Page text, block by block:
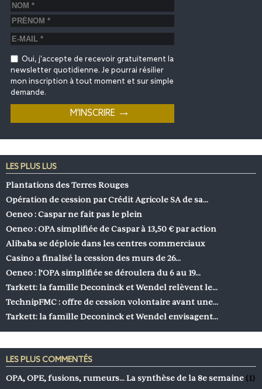
Oui, j'accepte de recevoir gratuitement la
newsletter quotidienne. Je pourrai résilier
mon inscription à tout moment et sur simple
demande.
LES PLUS LUS
Plantations des Terres Rouges
Opération de cession par Crédit Agricole SA de sa…
Oeneo : Caspar ne fait pas le plein
Oeneo : OPA simplifiée de Caspar à 13,50 € par action
Alibaba se déploie dans les centres commerciaux
Casino a finalisé la cession des murs de 26…
Oeneo : l’OPA simplifiée se déroulera du 6 au 19…
Tarkett: la famille Deconinck et Wendel relèvent le…
TechnipFMC : offre de cession volontaire avant une…
Tarkett: la famille Deconinck et Wendel envisagent…
LES PLUS COMMENTÉS
OPA, OPE, fusions, rumeurs… La synthèse de la 8e semaine (1)